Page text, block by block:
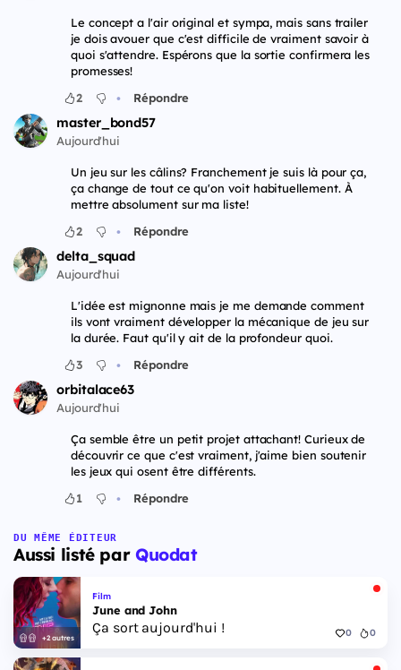
Le concept a l'air original et sympa, mais sans trailer
je dois avouer que c'est difficile de vraiment savoir à
quoi s'attendre. Espérons que la sortie confirmera les
promesses!
2
• Répondre
master_bond57
Aujourd'hui
Un jeu sur les câlins? Franchement je suis là pour ça,
ça change de tout ce qu'on voit habituellement. À
mettre absolument sur ma liste!
2
• Répondre
delta_squad
Aujourd'hui
L'idée est mignonne mais je me demande comment
ils vont vraiment développer la mécanique de jeu sur
la durée. Faut qu'il y ait de la profondeur quoi.
3
• Répondre
orbitalace63
Aujourd'hui
Ça semble être un petit projet attachant! Curieux de
découvrir ce que c'est vraiment, j'aime bien soutenir
les jeux qui osent être différents.
1
• Répondre
DU MÊME ÉDITEUR
Aussi listé par Quodat
+2 autres
Film
June and John
Ça sort aujourd'hui ! 0 0